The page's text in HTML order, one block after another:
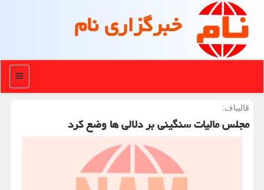
خبرگزاری نام
منو
قالیباف:
مجلس مالیات سنگینی بر دلالی ها وضع کرد